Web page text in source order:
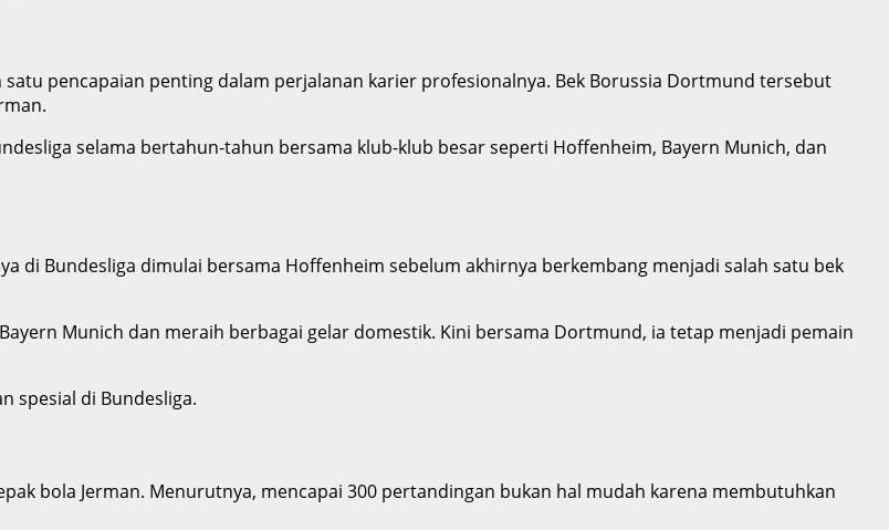
satu pencapaian penting dalam perjalanan karier profesionalnya. Bek Borussia Dortmund tersebut
selama bertahun-tahun bersama klub-klub besar seperti Hoffenheim, Bayern Munich, dan
di Bundesliga dimulai bersama Hoffenheim sebelum akhirnya berkembang menjadi salah satu bek
Munich dan meraih berbagai gelar domestik. Kini bersama Dortmund, ia tetap menjadi pemain
spesial di Bundesliga.
bola Jerman. Menurutnya, mencapai 300 pertandingan bukan hal mudah karena membutuhkan